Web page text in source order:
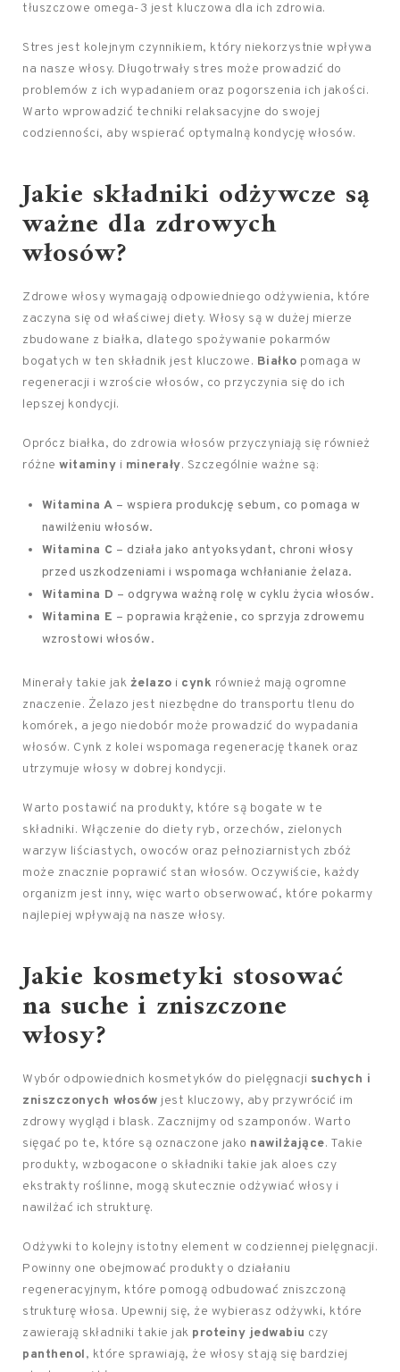
tłuszczowe omega-3 jest kluczowa dla ich zdrowia.
Stres jest kolejnym czynnikiem, który niekorzystnie wpływa
na nasze włosy. Długotrwały stres może prowadzić do
problemów z ich wypadaniem oraz pogorszenia ich jakości.
Warto wprowadzić techniki relaksacyjne do swojej
codzienności, aby wspierać optymalną kondycję włosów.
Jakie składniki odżywcze są
ważne dla zdrowych
włosów?
Zdrowe włosy wymagają odpowiedniego odżywienia, które
zaczyna się od właściwej diety. Włosy są w dużej mierze
zbudowane z białka, dlatego spożywanie pokarmów
bogatych w ten składnik jest kluczowe. Białko pomaga w
regeneracji i wzroście włosów, co przyczynia się do ich
lepszej kondycji.
Oprócz białka, do zdrowia włosów przyczyniają się również
różne witaminy i minerały. Szczególnie ważne są:
Witamina A – wspiera produkcję sebum, co pomaga w
nawilżeniu włosów.
Witamina C – działa jako antyoksydant, chroni włosy
przed uszkodzeniami i wspomaga wchłanianie żelaza.
Witamina D – odgrywa ważną rolę w cyklu życia włosów.
Witamina E – poprawia krążenie, co sprzyja zdrowemu
wzrostowi włosów.
Minerały takie jak żelazo i cynk również mają ogromne
znaczenie. Żelazo jest niezbędne do transportu tlenu do
komórek, a jego niedobór może prowadzić do wypadania
włosów. Cynk z kolei wspomaga regenerację tkanek oraz
utrzymuje włosy w dobrej kondycji.
Warto postawić na produkty, które są bogate w te
składniki. Włączenie do diety ryb, orzechów, zielonych
warzyw liściastych, owoców oraz pełnoziarnistych zbóż
może znacznie poprawić stan włosów. Oczywiście, każdy
organizm jest inny, więc warto obserwować, które pokarmy
najlepiej wpływają na nasze włosy.
Jakie kosmetyki stosować
na suche i zniszczone
włosy?
Wybór odpowiednich kosmetyków do pielęgnacji suchych i
zniszczonych włosów jest kluczowy, aby przywrócić im
zdrowy wygląd i blask. Zacznijmy od szamponów. Warto
sięgać po te, które są oznaczone jako nawilżające. Takie
produkty, wzbogacone o składniki takie jak aloes czy
ekstrakty roślinne, mogą skutecznie odżywiać włosy i
nawilżać ich strukturę.
Odżywki to kolejny istotny element w codziennej pielęgnacji.
Powinny one obejmować produkty o działaniu
regeneracyjnym, które pomogą odbudować zniszczoną
strukturę włosa. Upewnij się, że wybierasz odżywki, które
zawierają składniki takie jak proteiny jedwabiu czy
panthenol, które sprawiają, że włosy stają się bardziej